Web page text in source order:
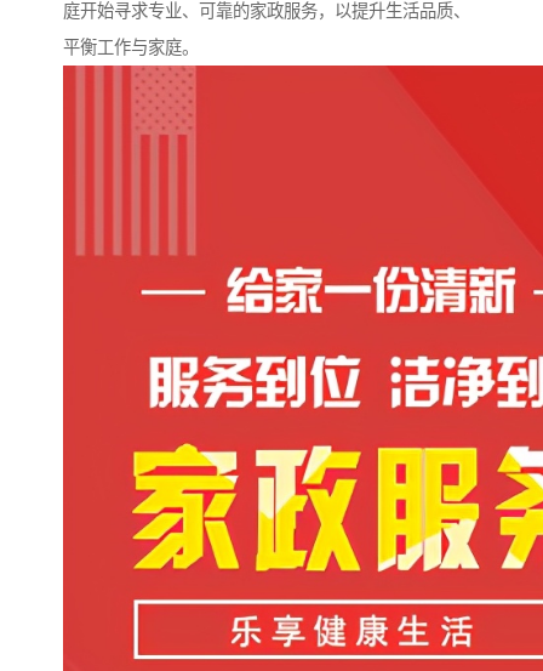
庭开始寻求专业、可靠的家政服务，以提升生活品质、
平衡工作与家庭。